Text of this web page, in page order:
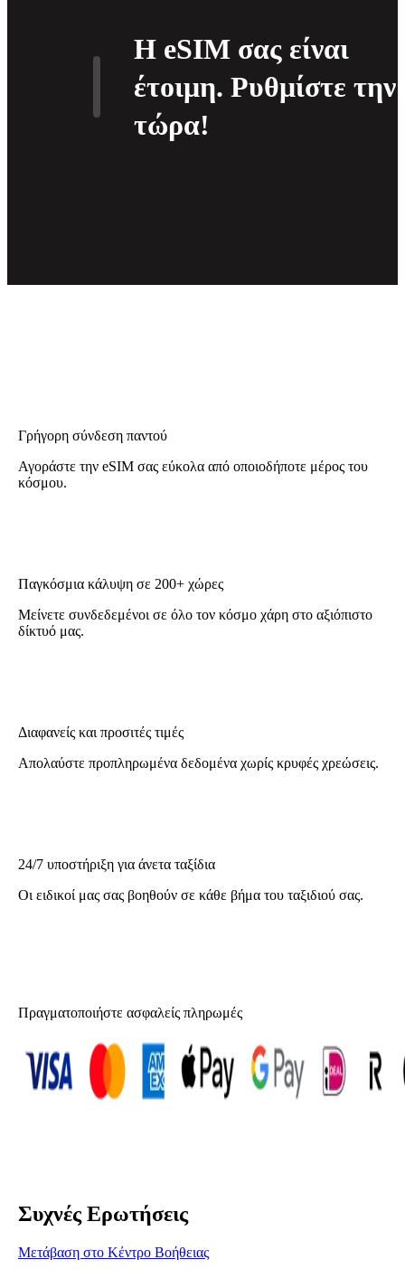
H eSIM σας είναι
έτοιμη. Ρυθμίστε την
τώρα!
Γρήγορη σύνδεση παντού
Αγοράστε την eSIM σας εύκολα από οποιοδήποτε μέρος του
κόσμου.
Παγκόσμια κάλυψη σε 200+ χώρες
Μείνετε συνδεδεμένοι σε όλο τον κόσμο χάρη στο αξιόπιστο
δίκτυό μας.
Διαφανείς και προσιτές τιμές
Απολαύστε προπληρωμένα δεδομένα χωρίς κρυφές χρεώσεις.
24/7 υποστήριξη για άνετα ταξίδια
Οι ειδικοί μας σας βοηθούν σε κάθε βήμα του ταξιδιού σας.
Πραγματοποιήστε ασφαλείς πληρωμές
Συχνές Ερωτήσεις
Μετάβαση στο Κέντρο Βοήθειας